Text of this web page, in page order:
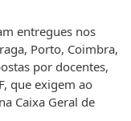
entregues nos
Porto, Coimbra,
por docentes,
que exigem ao
Caixa Geral de